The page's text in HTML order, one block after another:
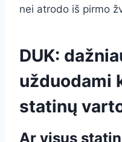
nei atrodo iš pirmo
DUK:
užduodami
statinų
Ar visus